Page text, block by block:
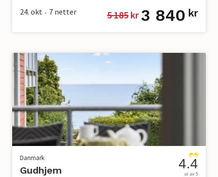
24. okt • 7 netter 5 185 kr 3 840 kr
Danmark
Gudhjem 4.4
ut av 5